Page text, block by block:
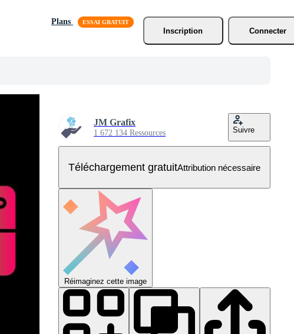
Plans
Inscription
Connecter
JM Grafix
1 672 134 Ressources Suivre
Téléchargement gratuitAttribution nécessaire
Réimaginez cette image